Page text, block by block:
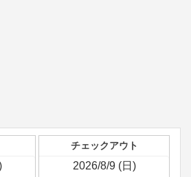
チェックアウト